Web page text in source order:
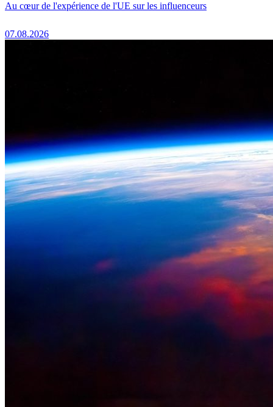
Au cœur de l'expérience de l'UE sur les influenceurs
07.08.2026